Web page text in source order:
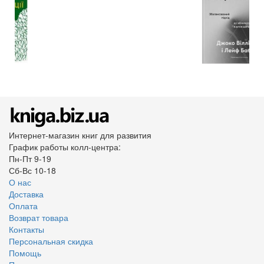
Интернет-магазин книг для развития
График работы колл-центра:
Пн-Пт 9-19
Сб-Вс 10-18
О нас
Доставка
Оплата
Возврат товара
Контакты
Персональная скидка
Помощь